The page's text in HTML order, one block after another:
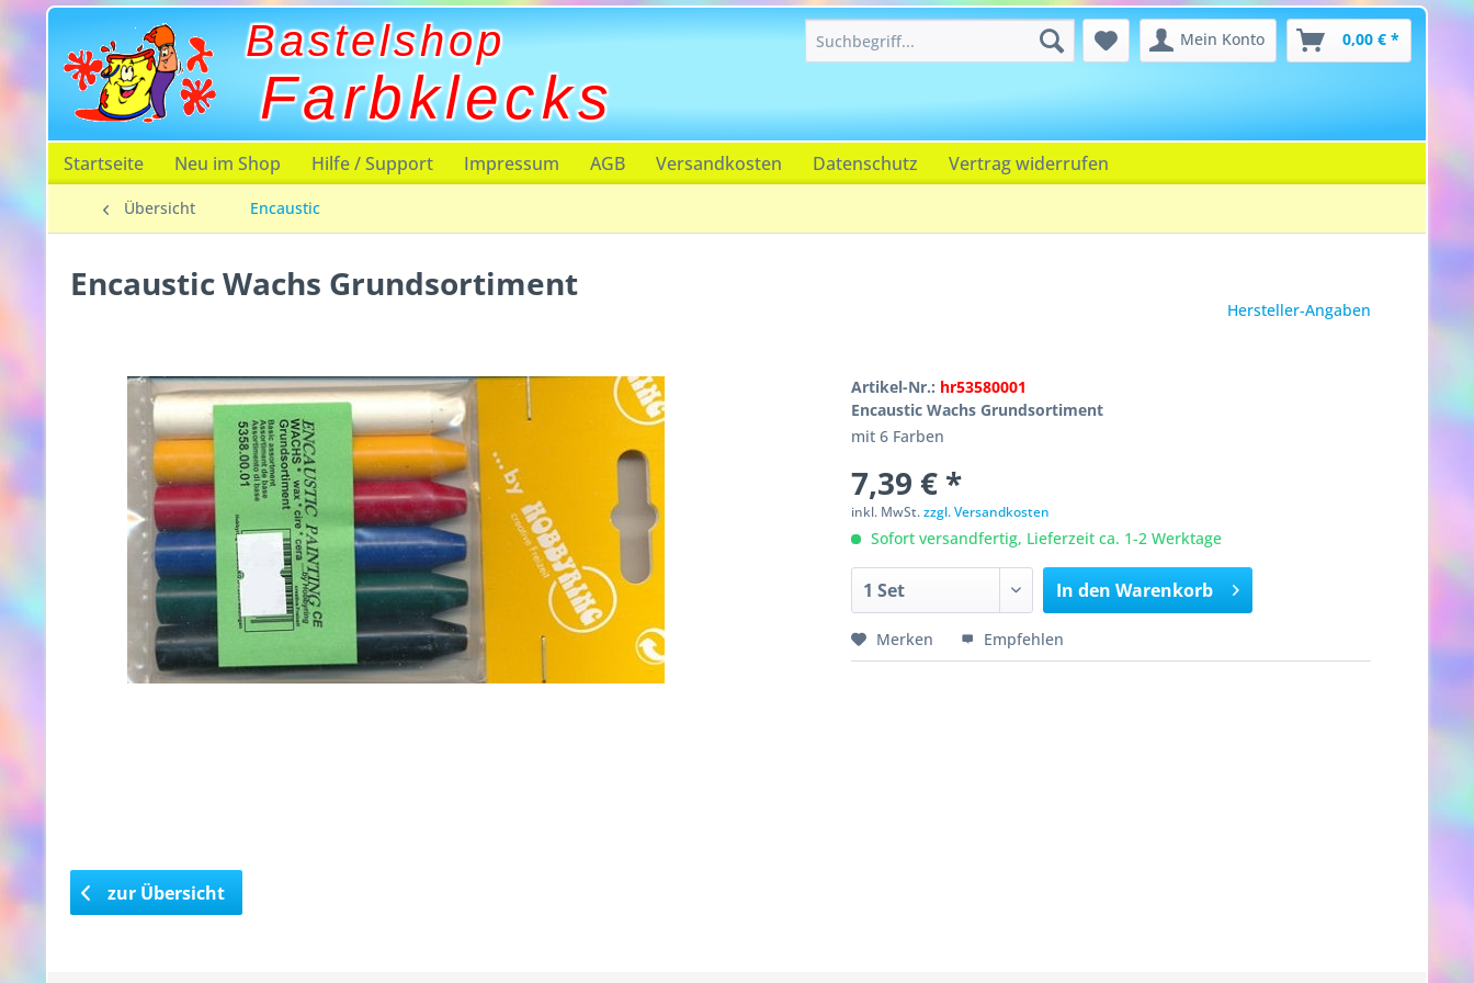
Bastelshop
Farbklecks
Mein Konto 0,00 € *
Startseite Neu im Shop Hilfe / Support Impressum AGB Versandkosten Datenschutz Vertrag widerrufen
Übersicht Encaustic
Encaustic Wachs Grundsortiment
Hersteller-Angaben
Artikel-Nr.: hr53580001
Encaustic Wachs Grundsortiment
mit 6 Farben
7,39 € *
inkl. MwSt.zzgl. Versandkosten
Sofort versandfertig, Lieferzeit ca. 1-2 Werktage
In den Warenkorb
Merken Empfehlen
zur Übersicht